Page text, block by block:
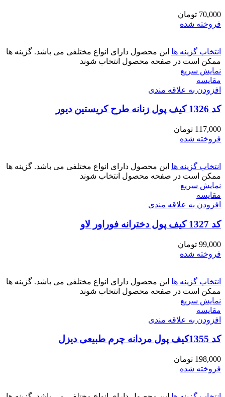
70,000 تومان
فروخته شده
انتخاب گزینه ها این محصول دارای انواع مختلفی می باشد. گزینه ها
ممکن است در صفحه محصول انتخاب شوند
نمایش سریع
مقايسه
افزودن به علاقه مندی
کد 1326 کیف پول زنانه طرح کریستین دیور
117,000 تومان
فروخته شده
انتخاب گزینه ها این محصول دارای انواع مختلفی می باشد. گزینه ها
ممکن است در صفحه محصول انتخاب شوند
نمایش سریع
مقايسه
افزودن به علاقه مندی
کد 1327 کیف پول دخترانه فوراور لاو
99,000 تومان
فروخته شده
انتخاب گزینه ها این محصول دارای انواع مختلفی می باشد. گزینه ها
ممکن است در صفحه محصول انتخاب شوند
نمایش سریع
مقايسه
افزودن به علاقه مندی
کد 1355کیف پول مردانه چرم طبیعی دیزل
198,000 تومان
فروخته شده